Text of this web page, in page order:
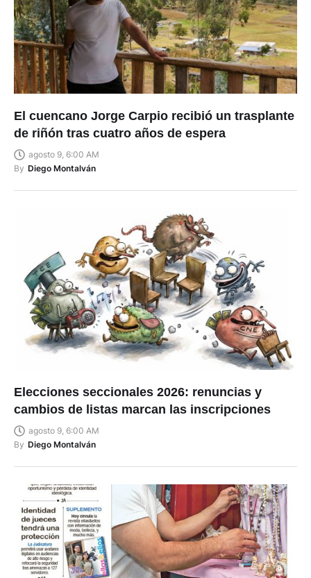
El cuencano Jorge Carpio recibió un trasplante
de riñón tras cuatro años de espera
agosto 9, 6:00 AM
By Diego Montalván
Elecciones seccionales 2026: renuncias y
cambios de listas marcan las inscripciones
agosto 9, 6:00 AM
By Diego Montalván